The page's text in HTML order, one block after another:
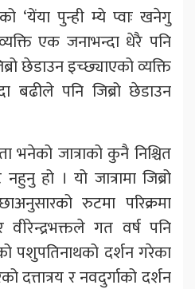
‘येंया पुन्ही म्ये प्वाः खनेगु
व्यक्ति एक जनाभन्दा धेरै पनि
छेडाउन इच्छ्याएको व्यक्ति
बढीले पनि जिब्रो छेडाउन
भनेको जात्राको कुनै निश्चित
नहुनु हो । यो जात्रामा जिब्रो
रुटमा परिक्रमा
गत वर्ष पनि
पशुपतिनाथको दर्शन गरेका
दत्तात्रय र नवदुर्गाको दर्शन